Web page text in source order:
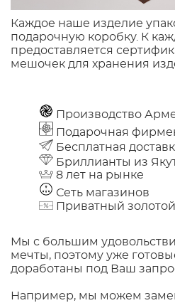
Каждое наше изделие
подарочную коробку. К
предоставляется
мешочек для хранения
Производство
Подарочная
Бесплатная
Бриллианты из
8 лет на рынке
Сеть магазинов
Приватный
Мы с большим
мечты, поэтому уже
доработаны под Ваш
Например, мы можем